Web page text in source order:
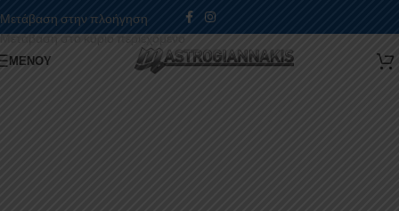
Μετάβαση στην πλοήγηση
Μετάβαση στο κύριο περιεχόμενο
ΜΕΝΟΎ